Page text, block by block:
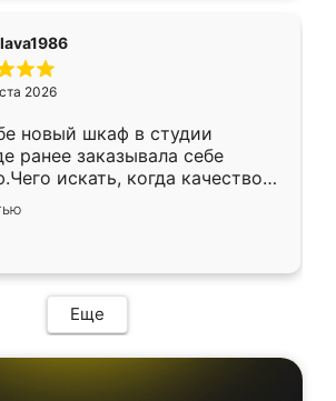
2026
новый шкаф в студии
ранее заказывала себе
искать, когда качеством
Служит кухня уже почти
нет.
Еще